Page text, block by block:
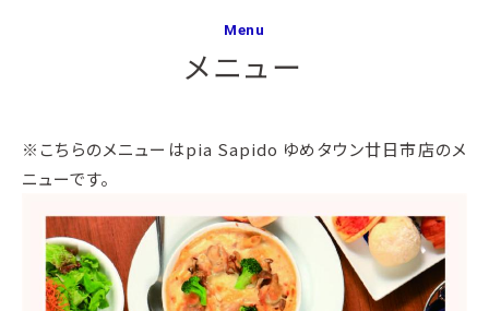
Menu
メニュー
※こちらのメニューはpia Sapido ゆめタウン廿日市店のメ
ニューです。